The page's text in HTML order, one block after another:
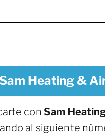
Heating &
con Sam
al siguiente